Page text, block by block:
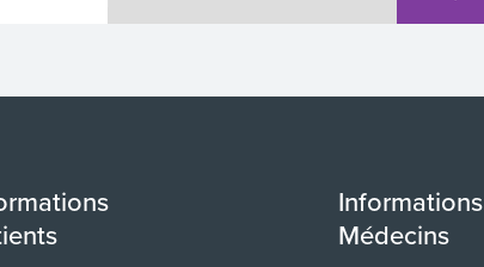
Informations
Médecins